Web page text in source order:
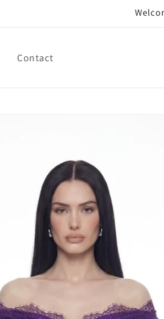
Contact